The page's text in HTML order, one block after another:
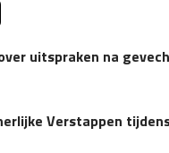
uitspraken na
Verstappen